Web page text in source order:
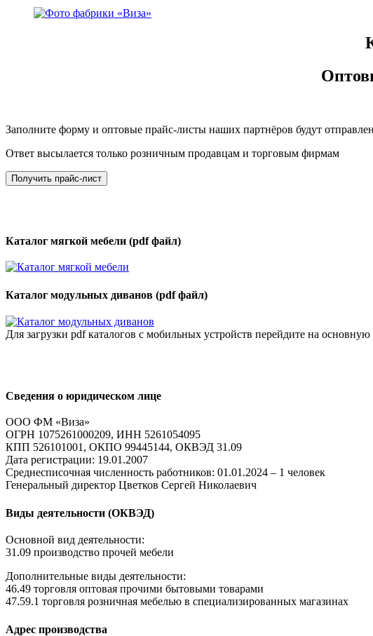
Заполните форму и оптовые прайс-листы наших партнёров будут
Ответ высылается только розничным продавцам и торговым фирмам
Получить прайс-лист
Каталог мягкой мебели (pdf файл)
Каталог модульных диванов (pdf файл)
Для загрузки pdf каталогов с мобильных устройств перейдите на
Сведения о юридическом лице
ООО ФМ «Виза»
ОГРН 1075261000209, ИНН 5261054095
КПП 526101001, ОКПО 99445144, ОКВЭД 31.09
Дата регистрации: 19.01.2007
Среднесписочная численность работников: 01.01.2024 – 1 человек
Генеральный директор Цветков Сергей Николаевич
Виды деятельности (ОКВЭД)
Основной вид деятельности:
31.09 производство прочей мебели
Дополнительные виды деятельности:
46.49 торговля оптовая прочими бытовыми товарами
47.59.1 торговля розничная мебелью в специализированных магазинах
Адрес производства